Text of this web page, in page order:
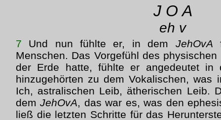
J O A
eh v
7 Und nun fühlte er, in dem JehOvA
Menschen. Das Vorgefühl des
der Erde hatte, fühlte er angedeutet in
hinzugehörten zu dem Vokalischen, was
Ich, astralischen Leib, ätherischen Leib.
demJehOvA, das war es, was den
ließ die letzten Schritte für das